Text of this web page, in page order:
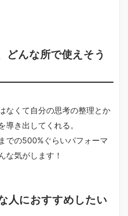
どんな所で使えそう
なくて自分の思考の整理とか
導き出してくれる。
での500%ぐらいパフォーマ
な気がします！
人におすすめしたい